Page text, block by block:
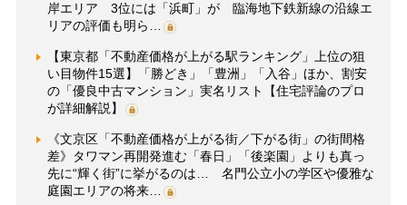
岸エリア 3位には「浜町」が 臨海地下鉄新線の沿線エ
リアの評価も明ら…
【東京都「不動産価格が上がる駅ランキング」上位の狙
い目物件15選】「勝どき」「豊洲」「入谷」ほか、割安
の「優良中古マンション」実名リスト【住宅評論のプロ
が詳細解説】
《文京区「不動産価格が上がる街／下がる街」の街間格
差》タワマン再開発進む「春日」「後楽園」よりも真っ
先に“輝く街”に挙がるのは… 名門公立小の学区や優雅な
庭園エリアの将来…